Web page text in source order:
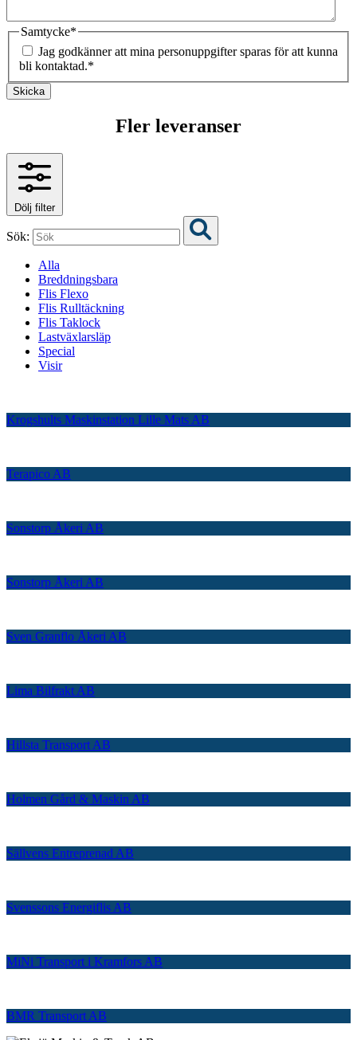
Samtycke*
Jag godkänner att mina personuppgifter sparas för att kunna
bli kontaktad.*
Skicka
Fler leveranser
Dölj filter
Sök:
Alla
Breddningsbara
Flis Flexo
Flis Rulltäckning
Flis Taklock
Lastväxlarsläp
Special
Visir
Krogshults Maskinstation Lille Mats AB
Terapico AB
Sonstorp Åkeri AB
Sonstorp Åkeri AB
Sven Granflo Åkeri AB
Lima Bilfrakt AB
Hillsta Transport AB
Holmen Gård & Maskin AB
Sällvens Entreprenad AB
Svenssons Energiflis AB
MiNi Transport i Kramfors AB
BMR Transport AB